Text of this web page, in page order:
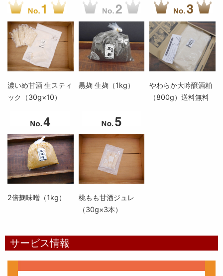
濃いめ甘酒 生スティ
ック（30g×10）
黒麹 生麹（1kg）
やわらか大吟醸酒粕
（800g）送料無料
2倍麹味噌（1kg）
桃もも甘酒ジュレ
（30g×3本）
サービス情報